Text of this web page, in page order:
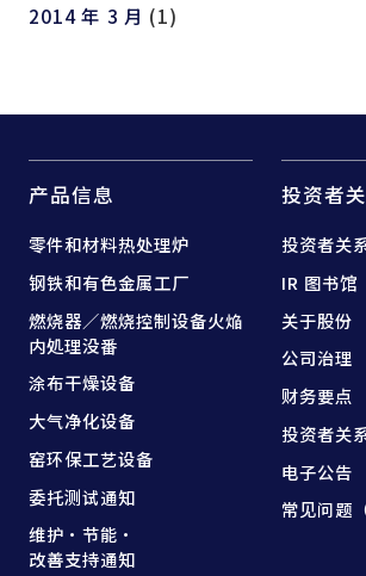
2014 年 3 月 (1)
产品信息
零件和材料热处理炉
钢铁和有色金属工厂
燃烧器／燃烧控制设备火焔
内処理没番
涂布干燥设备
大气净化设备
窑环保工艺设备
委托测试通知
维护·节能·
改善支持通知
投资者
投资者关
IR 图书馆
关于股份
公司治理
财务要点
投资者关
电子公告
常见问题